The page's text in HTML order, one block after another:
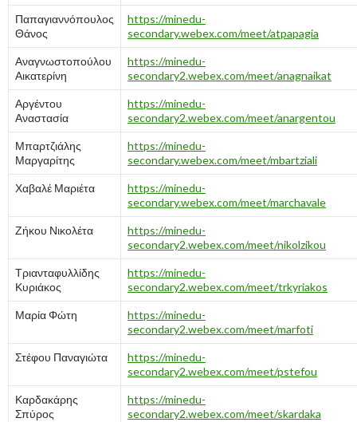
Παπαγιαννόπουλος
Θάνος
https://minedu-
secondary.webex.com/meet/atpapagia
Αναγνωστοπούλου
Αικατερίνη
https://minedu-
secondary2.webex.com/meet/anagnaikat
Αργέντου
Αναστασία
https://minedu-
secondary2.webex.com/meet/anargentou
Μπαρτζιάλης
Μαργαρίτης
https://minedu-
secondary.webex.com/meet/mbartziali
Χαβαλέ Μαριέτα
https://minedu-
secondary.webex.com/meet/marchavale
Ζήκου Νικολέτα
https://minedu-
secondary2.webex.com/meet/nikolzikou
Τριανταφυλλίδης
Κυριάκος
https://minedu-
secondary2.webex.com/meet/trkyriakos
Μαρία Φώτη
https://minedu-
secondary2.webex.com/meet/marfoti
Στέφου Παναγιώτα
https://minedu-
secondary2.webex.com/meet/pstefou
Καρδακάρης
Σπύρος
https://minedu-
secondary2.webex.com/meet/skardaka